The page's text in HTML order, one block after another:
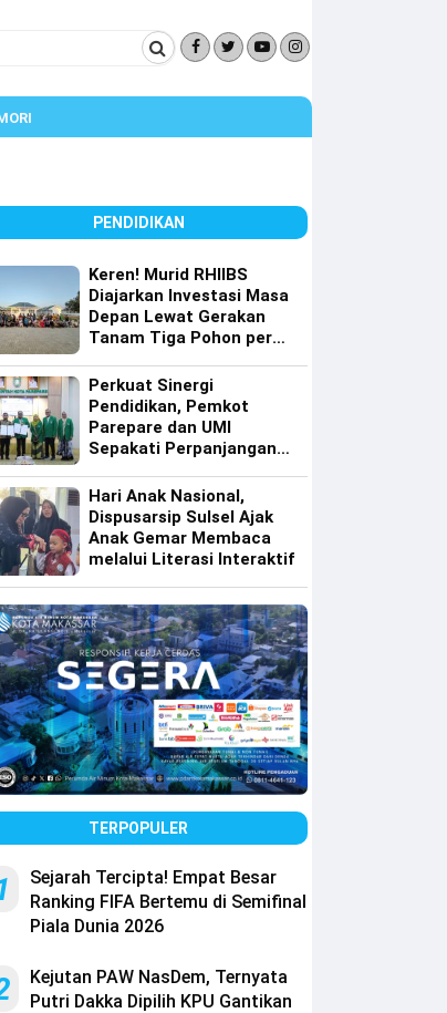
PENDIDIKAN
Keren! Murid RHIIBS
Diajarkan Investasi Masa
Depan Lewat Gerakan
Tanam Tiga Pohon per
Perkuat Sinergi
Pendidikan, Pemkot
Parepare dan UMI
Sepakati Perpanjangan
Perguruan Tinggi
Hari Anak Nasional,
Dispusarsip Sulsel Ajak
Anak Gemar Membaca
melalui Literasi Interaktif
TERPOPULER
Sejarah Tercipta! Empat Besar
Ranking FIFA Bertemu di Semifinal
Piala Dunia 2026
Kejutan PAW NasDem, Ternyata
Putri Dakka Dipilih KPU Gantikan